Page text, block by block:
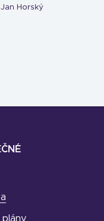
Jan Horský
plány